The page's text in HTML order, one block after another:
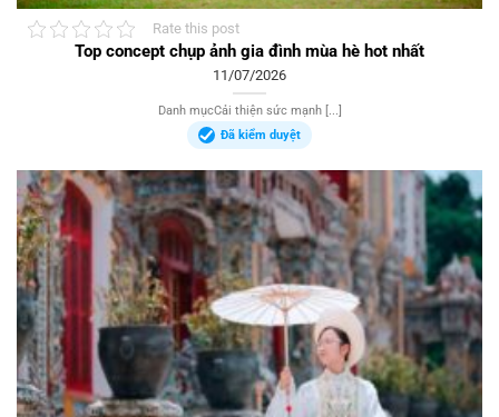
Rate this post
Top concept chụp ảnh gia đình mùa hè hot nhất
11/07/2026
Danh mụcCải thiện sức mạnh [...]
Đã kiểm duyệt